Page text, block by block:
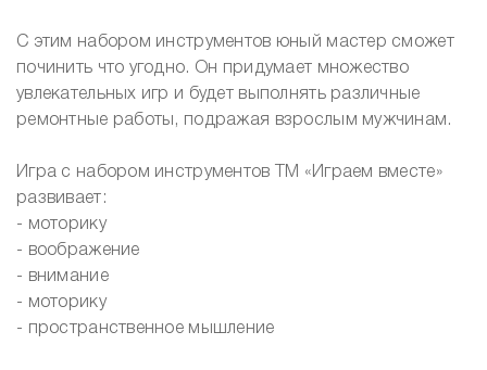
С этим набором инструментов юный мастер сможет
починить что угодно. Он придумает множество
увлекательных игр и будет выполнять различные
ремонтные работы, подражая взрослым мужчинам.
Игра с набором инструментов ТМ «Играем вместе»
развивает:
- моторику
- воображение
- внимание
- моторику
- пространственное мышление